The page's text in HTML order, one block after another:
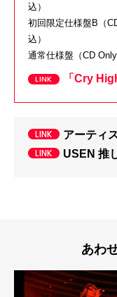
込）
初回限定仕様盤B（
込）
通常仕様盤（CD
「Cry
アーティ
USEN 推
あわ